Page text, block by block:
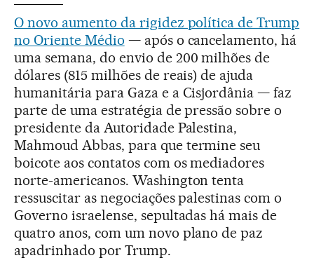
O novo aumento da rigidez política de Trump
no Oriente Médio — após o cancelamento, há
uma semana, do envio de 200 milhões de
dólares (815 milhões de reais) de ajuda
humanitária para Gaza e a Cisjordânia — faz
parte de uma estratégia de pressão sobre o
presidente da Autoridade Palestina,
Mahmoud Abbas, para que termine seu
boicote aos contatos com os mediadores
norte-americanos. Washington tenta
ressuscitar as negociações palestinas com o
Governo israelense, sepultadas há mais de
quatro anos, com um novo plano de paz
apadrinhado por Trump.